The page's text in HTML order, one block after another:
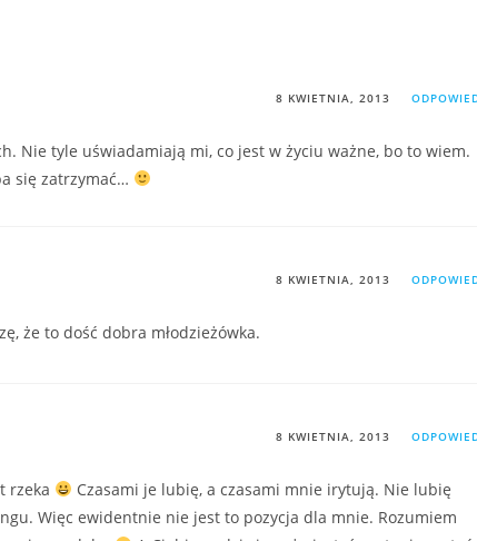
8 KWIETNIA, 2013
Nie tyle uświadamiają mi, co jest w życiu ważne, bo to wiem.
się zatrzymać…
8 KWIETNIA, 2013
że to dość dobra młodzieżówka.
8 KWIETNIA, 2013
rzeka
Czasami je lubię, a czasami mnie irytują. Nie lubię
Więc ewidentnie nie jest to pozycja dla mnie. Rozumiem